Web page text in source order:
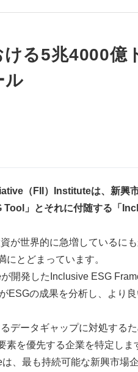
ける5兆4000億
ル
（ FII ） Instituteは、新興
Tool 」とそれに付随する「
が世界的に急増しているに
にとどまっています。
が開発したInclusive ESG
ESGの成果を分析し、より
データギャップに対処する
素を優先する企業を特定しま
は、最も持続可能な新興市